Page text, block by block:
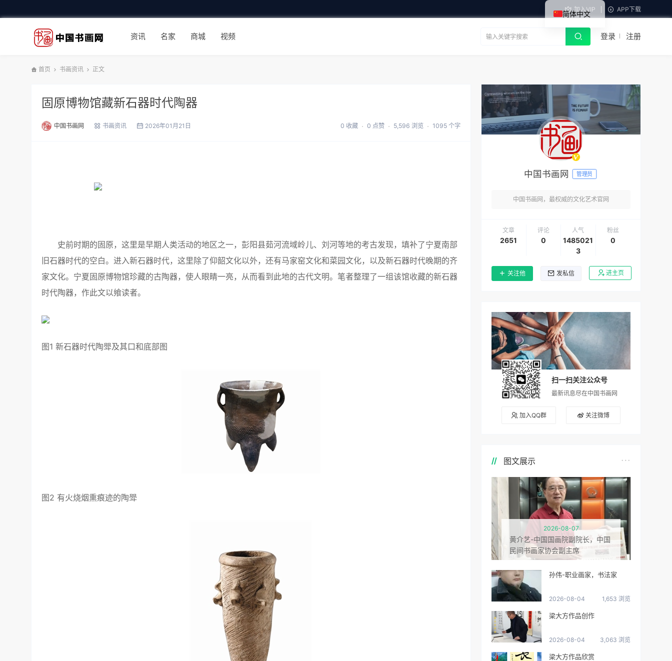
加入VIP APP下载
资讯 名家 商城 视频 登录 注册
首页 书画资讯 正文
固原博物馆藏新石器时代陶器
中国书画网 书画资讯 2026年01月21日 0 收藏 0 点赞 5,596 浏览 1095 个字
史前时期的固原，这里是早期人类活动的地区之一，彭阳县茹河流域岭儿、刘河等地的考古发现，填补了宁夏南部
旧石器时代的空白。进入新石器时代，这里除了仰韶文化以外，还有马家窑文化和菜园文化，以及新石器时代晚期的齐
家文化。宁夏固原博物馆珍藏的古陶器，使人眼睛一亮，从而看到此地的古代文明。笔者整理了一组该馆收藏的新石器
时代陶器，作此文以飨读者。
图1 新石器时代陶斝及其口和底部图
图2 有火烧烟熏痕迹的陶斝
中国书画网 管理员
中国书画网，最权威的文化艺术官网
文章
2651
评论
0
人气
1485021
3
粉丝
0
关注他 发私信 进主页
扫一扫关注公众号
最新讯息尽在中国书画网
加入QQ群 关注微博
图文展示
2026-08-07
黄介艺-中国国画院副院长，中国
民间书画家协会副主席
孙伟-职业画家，书法家
2026-08-04 1,653 浏览
梁大方作品创作
2026-08-04 3,063 浏览
梁大方作品欣赏
简体中文